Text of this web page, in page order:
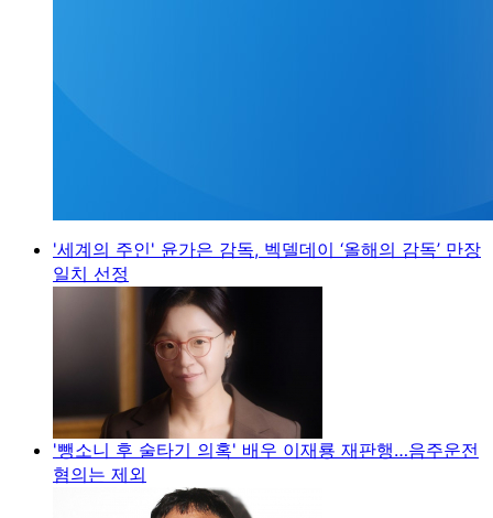
'세계의 주인' 윤가은 감독, 벡델데이 ‘올해의 감독’ 만장
일치 선정
'뺑소니 후 술타기 의혹' 배우 이재룡 재판행…음주운전
혐의는 제외